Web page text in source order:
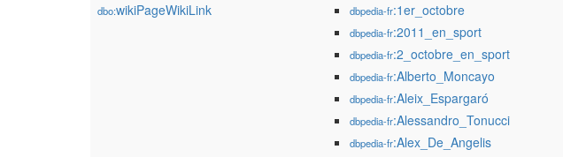
dbo:wikiPageWikiLink dbpedia-fr:1er_octobre
dbpedia-fr:2011_en_sport
dbpedia-fr:2_octobre_en_sport
dbpedia-fr:Alberto_Moncayo
dbpedia-fr:Aleix_Espargaró
dbpedia-fr:Alessandro_Tonucci
dbpedia-fr:Alex_De_Angelis